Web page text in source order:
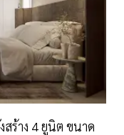
ร้าง 4 ยูนิต ขนาด